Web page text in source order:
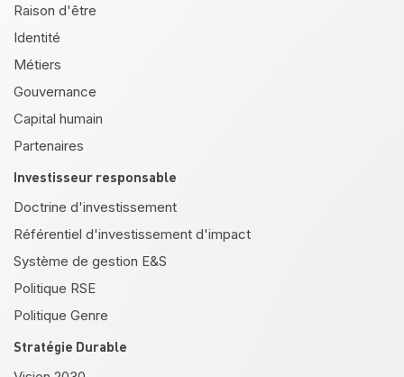
Raison d'être
Identité
Métiers
Gouvernance
Capital humain
Partenaires
Investisseur responsable
Doctrine d'investissement
Référentiel d'investissement d'impact
Système de gestion E&S
Politique RSE
Politique Genre
Stratégie Durable